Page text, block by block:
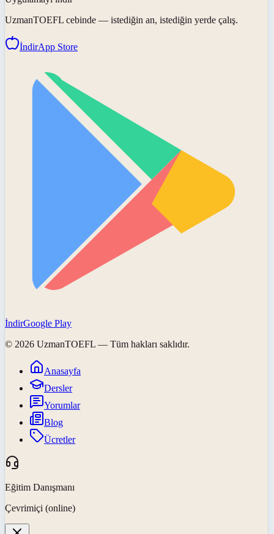
UzmanTOEFL cebinde — istediğin an, istediğin yerde çalış.
İndirApp Store
İndirGoogle Play
© 2026 UzmanTOEFL — Tüm hakları saklıdır.
Anasayfa
Dersler
Yorumlar
Blog
Ücretler
Eğitim Danışmanı
Çevrimiçi (online)